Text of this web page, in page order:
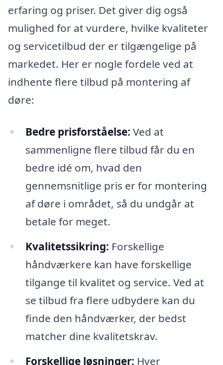
erfaring og priser. Det giver dig også
mulighed for at vurdere, hvilke kvaliteter
og servicetilbud der er tilgængelige på
markedet. Her er nogle fordele ved at
indhente flere tilbud på montering af
døre:
Bedre prisforståelse: Ved at
sammenligne flere tilbud får du en
bedre idé om, hvad den
gennemsnitlige pris er for montering
af døre i området, så du undgår at
betale for meget.
Kvalitetssikring: Forskellige
håndværkere kan have forskellige
tilgange til kvalitet og service. Ved at
se tilbud fra flere udbydere kan du
finde den håndværker, der bedst
matcher dine kvalitetskrav.
Forskellige løsninger: Hver